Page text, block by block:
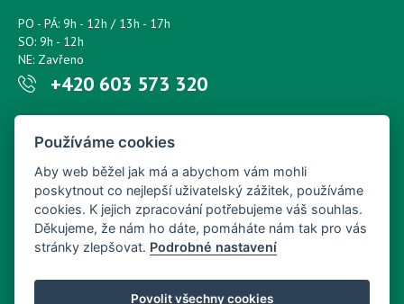
PO - PÁ: 9h - 12h / 13h - 17h
SO: 9h - 12h
NE: Zavřeno
+420 603 573 320
petr.sonsky@centrum.cz
Používáme cookies
Aby web běžel jak má a abychom vám mohli
poskytnout co nejlepší uživatelský zážitek, používáme
cookies. K jejich zpracování potřebujeme váš souhlas.
Děkujeme, že nám ho dáte, pomáháte nám tak pro vás
stránky zlepšovat. Podrobné nastavení
Povolit všechny cookies